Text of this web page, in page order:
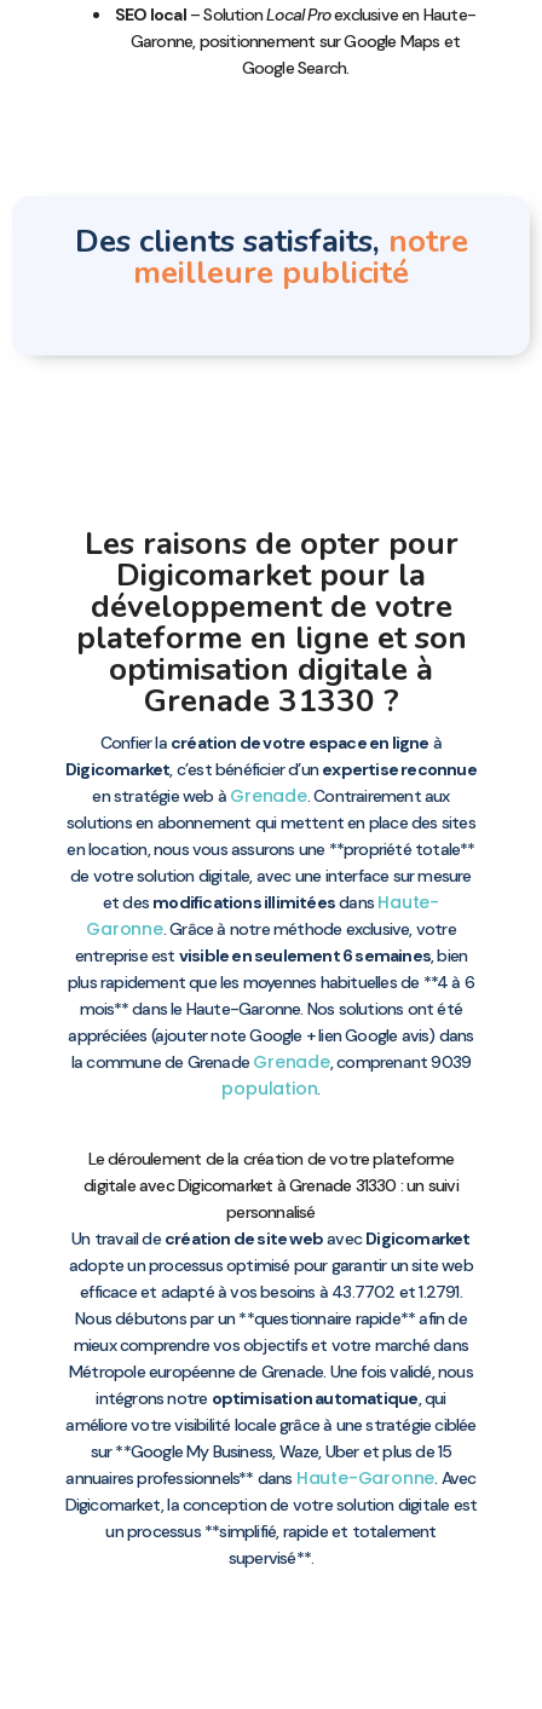
SEO local– SolutionLocal Proexclusive en Haute-
Garonne, positionnement sur Google Maps et
Google Search.
Des clients satisfaits, notre
meilleure publicité
Les raisons de opter pour
Digicomarket pour la
développement de votre
plateforme en ligne et son
optimisation digitale à
Grenade 31330 ?
Confier la création de votre espace en ligne à
Digicomarket, c’est bénéficier d’unexpertise reconnue
en stratégie web à Grenade. Contrairement aux
solutions en abonnement qui mettent en place des sites
en location, nous vous assurons une **propriété totale**
de votre solution digitale, avec une interface sur mesure
et des modifications illimitéesdans Haute-
Garonne. Grâce à notre méthode exclusive, votre
entreprise est visible en seulement 6 semaines, bien
plus rapidement que les moyennes habituelles de **4 à 6
mois** dans le Haute-Garonne. Nos solutions ont été
appréciées (ajouter note Google + lien Google avis) dans
la commune de Grenade Grenade, comprenant 9039
population.
Le déroulement de la création de votre plateforme
digitale avec Digicomarket à Grenade 31330 : un suivi
personnalisé
Un travail de création de site webavecDigicomarket
adopte un processus optimisé pour garantir un site web
efficace et adapté à vos besoins à 43.7702 et 1.2791.
Nous débutons par un **questionnaire rapide** afin de
mieux comprendre vos objectifs et votre marché dans
Métropole européenne de Grenade. Une fois validé, nous
intégrons notre optimisation automatique, qui
améliore votre visibilité locale grâce à une stratégie ciblée
sur **Google My Business, Waze, Uber et plus de 15
annuaires professionnels** dans Haute-Garonne. Avec
Digicomarket, la conception de votre solution digitale est
un processus **simplifié, rapide et totalement
supervisé**.